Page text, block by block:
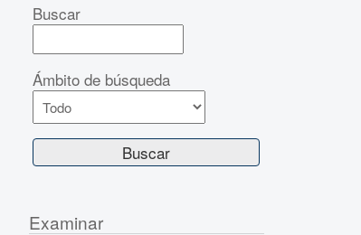
Buscar
Ámbito de búsqueda
Examinar